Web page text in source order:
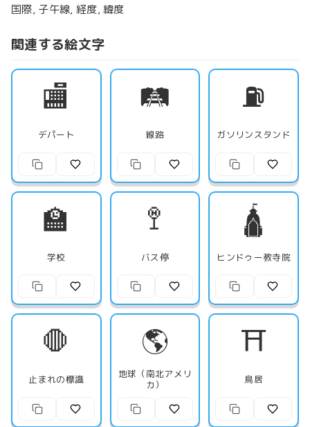
国際, 子午線, 経度, 緯度
関連する絵文字
🏬
デパート
🛤️
線路
⛽
ガソリンスタンド
🏫
学校
🚏
バス停
🛕
ヒンドゥー教寺院
🛑
止まれの標識
🌎
地球（南北アメリ
カ）
⛩️
鳥居